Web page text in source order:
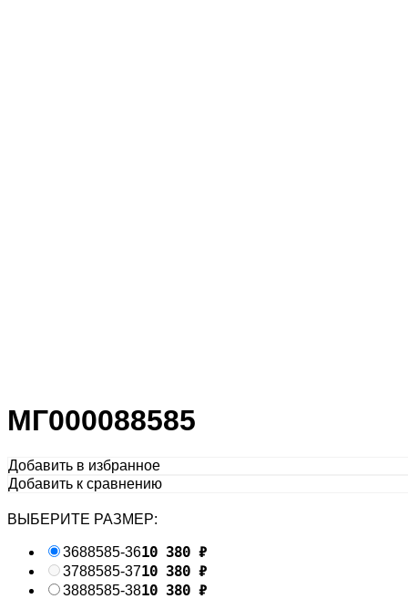
МГ000088585
Добавить в избранное
Добавить к сравнению
ВЫБЕРИТЕ РАЗМЕР:
3688585-3610 380 ₽
3788585-3710 380 ₽
3888585-3810 380 ₽